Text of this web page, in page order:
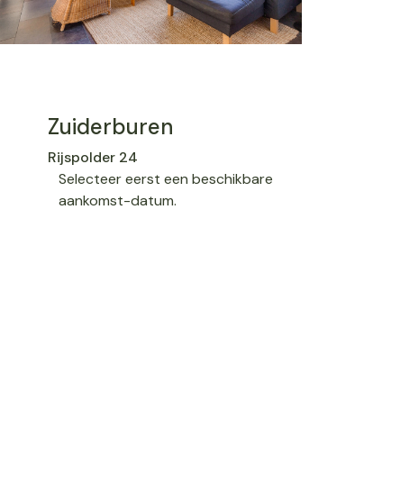
Zuiderburen
Rijspolder 24
Selecteer eerst een beschikbare
aankomst-datum.